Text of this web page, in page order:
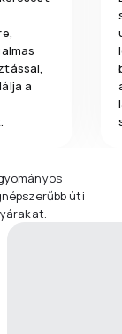
a
úti